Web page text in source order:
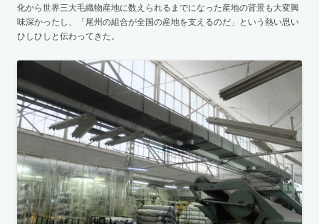
化から世界三大毛織物産地に数えられるまでになった産地の背景も大変興
味深かったし、「尾州の組合が全国の産地を支えるのだ」という熱い思い
ひしひしと伝わってきた。